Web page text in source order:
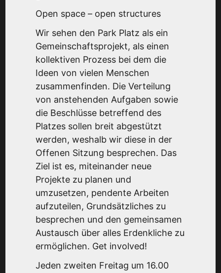
Open space – open structures
Wir sehen den Park Platz als ein
Gemeinschaftsprojekt, als einen
kollektiven Prozess bei dem die
Ideen von vielen Menschen
zusammenfinden. Die Verteilung
von anstehenden Aufgaben sowie
die Beschlüsse betreffend des
Platzes sollen breit abgestützt
werden, weshalb wir diese in der
Offenen Sitzung besprechen. Das
Ziel ist es, miteinander neue
Projekte zu planen und
umzusetzen, pendente Arbeiten
aufzuteilen, Grundsätzliches zu
besprechen und den gemeinsamen
Austausch über alles Erdenkliche zu
ermöglichen. Get involved!
Jeden zweiten Freitag um 16.00